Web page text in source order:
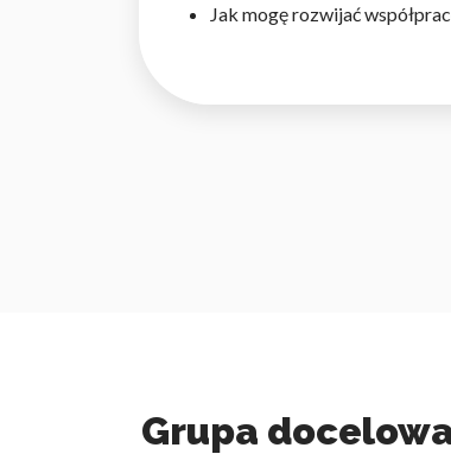
Jak mogę rozwijać
Grupa